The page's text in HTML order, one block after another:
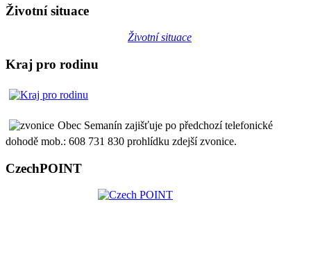
Životní situace
Životní situace
Kraj pro rodinu
Obec Semanín zajišťuje po předchozí telefonické
dohodě mob.: 608 731 830 prohlídku zdejší zvonice.
CzechPOINT